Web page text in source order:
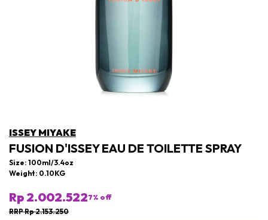
ISSEY MIYAKE
FUSION D'ISSEY EAU DE TOILETTE SPRAY
Size: 100ml/3.4oz
Weight: 0.10KG
Rp 2.002.5227% off
RRP Rp 2.153.250